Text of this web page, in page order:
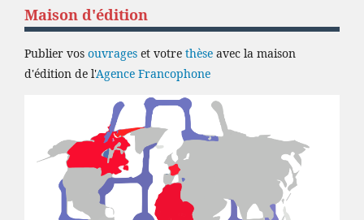
Maison d'édition
Publier vos ouvrages et votre thèse avec la maison
d'édition de l'Agence Francophone